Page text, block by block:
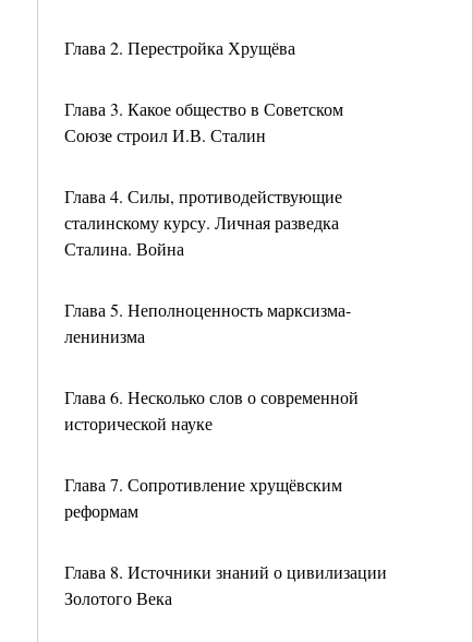
Глава 2. Перестройка Хрущёва
Глава 3. Какое общество в Советском
Союзе строил И.В. Сталин
Глава 4. Силы, противодействующие
сталинскому курсу. Личная разведка
Сталина. Война
Глава 5. Неполноценность марксизма-
ленинизма
Глава 6. Несколько слов о современной
исторической науке
Глава 7. Сопротивление хрущёвским
реформам
Глава 8. Источники знаний о цивилизации
Золотого Века